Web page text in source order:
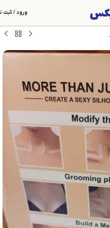
ورود / ثبت